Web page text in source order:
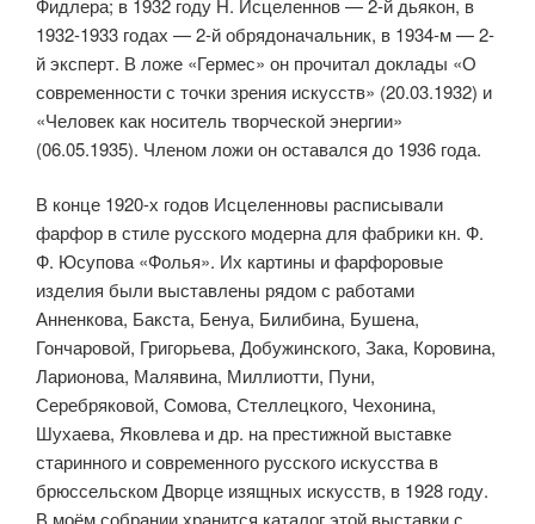
Фидлера; в 1932 году Н. Исцеленнов — 2-й дьякон, в
1932-1933 годах — 2-й обрядоначальник, в 1934-м — 2-
й экс­перт. В ложе «Гермес» он прочитал доклады «О
современности с точки зрения искусств» (20.03.1932) и
«Человек как носитель творческой энер­гии»
(06.05.1935). Членом ложи он оставался до 1936 года.
В конце 1920-х годов Исцеленновы расписывали
фарфор в стиле рус­ского модерна для фабрики кн. Ф.
Ф. Юсупова «Фолья». Их картины и фарфоровые
изделия были выставлены рядом с работами
Анненкова, Бакста, Бенуа, Билибина, Бушена,
Гончаровой, Григорьева, Добужинского, Зака, Коровина,
Ларионова, Малявина, Миллиотти, Пуни,
Серебряковой, Сомова, Стеллецкого, Чехонина,
Шухаева, Яковлева и др. на престиж­ной выставке
старинного и современного русского искусства в
брюссель­ском Дворце изящных искусств, в 1928 году.
В моём собрании хранится каталог этой выставки с